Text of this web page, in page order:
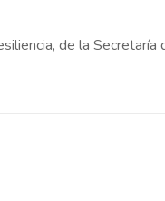
de la